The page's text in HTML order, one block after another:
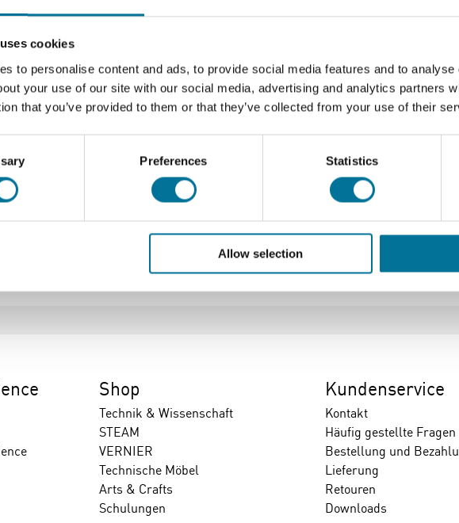
cookies
to personalise content and ads, to provide social media features and to
your use of our site with our social media, advertising and analytics partners
that you’ve provided to them or that they’ve collected from your use of their
Preferences Statistics
Allow selection
Seite drucken
etc. an Tischen und Arbeitsplatten verhindern. Die Ecken sind
Shop
Technik & Wissenschaft
STEAM
VERNIER
Technische Möbel
Arts & Crafts
Schulungen
Kundenservice
Kontakt
Häufig gestellte Fragen
Bestellung und
Lieferung
Retouren
Downloads